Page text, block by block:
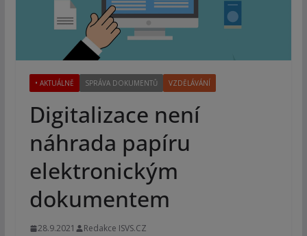
• AKTUÁLNĚ SPRÁVA DOKUMENTŮ VZDĚLÁVÁNÍ
Digitalizace není
náhrada papíru
elektronickým
dokumentem
28.9.2021
Redakce ISVS.CZ